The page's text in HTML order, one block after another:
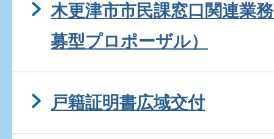
木更津市市民課窓口関連業
募型プロポーザル）
戸籍証明書広域交付